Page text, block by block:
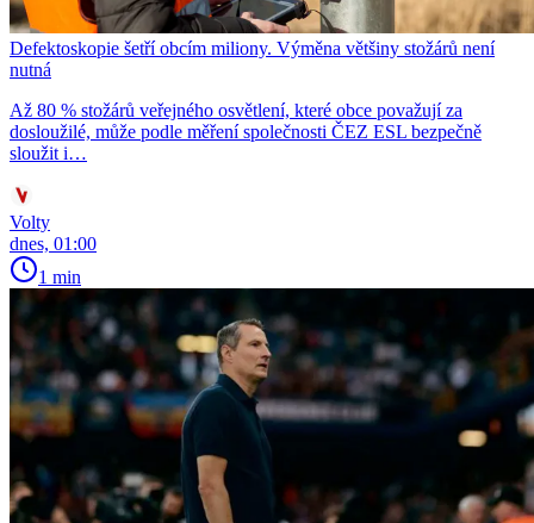
Defektoskopie šetří obcím miliony. Výměna většiny stožárů není
nutná
Až 80 % stožárů veřejného osvětlení, které obce považují za
dosloužilé, může podle měření společnosti ČEZ ESL bezpečně
sloužit i…
Volty
dnes, 01:00
1 min